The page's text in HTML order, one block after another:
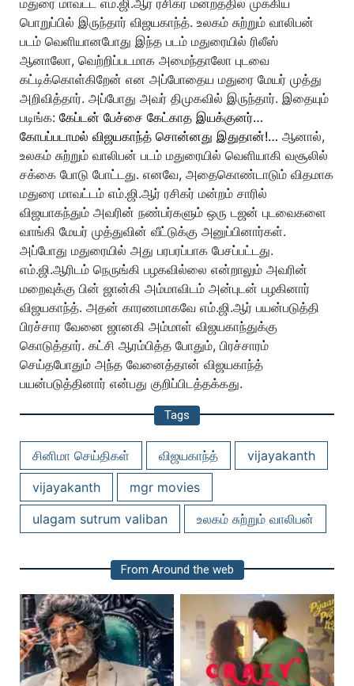
பொறுப்பில் இருந்தார் விஜயகாந்த். உலகம் சுற்றும் வாலிபன்
படம் வெளியானபோது இந்த படம் மதுரையில் ரிலீஸ்
ஆனாலோ, வெற்றிப்படமாக அமைந்தாலோ புடவை
கட்டிக்கொள்கிறேன் என அப்போதைய மதுரை மேயர் முத்து
அறிவித்தார். அப்போது அவர் திமுகவில் இருந்தார். இதையும்
படிங்க: கேப்டன் பேச்சை கேட்காத இயக்குனர்…
கோபப்படாமல் விஜயகாந்த் சொன்னது இதுதான்!… ஆனால்,
உலகம் சுற்றும் வாலிபன் படம் மதுரையில் வெளியாகி வசூலில்
சக்கை போடு போட்டது. எனவே, அதைகொண்டாடும் விதமாக
மதுரை மாவட்டம் எம்.ஜி.ஆர் ரசிகர் மன்றம் சாரில்
விஜயாகந்தும் அவரின் நண்பர்களும் ஒரு டஜன் புடவைகளை
வாங்கி மேயர் முத்துவின் வீட்டுக்கு அனுப்பினார்கள்.
அப்போது மதுரையில் அது பரபரப்பாக பேசப்பட்டது.
எம்.ஜி.ஆரிடம் நெருங்கி பழகவில்லை என்றாலும் அவரின்
மறைவுக்கு பின் ஜான்கி அம்மாவிடம் அன்புடன் பழகினார்
விஜயகாந்த். அதன் காரணமாகவே எம்.ஜி.ஆர் பயன்படுத்தி
பிரச்சார வேனை ஜானகி அம்மாள் விஜயகாந்துக்கு
கொடுத்தார். கட்சி ஆரம்பித்த போதும், பிரச்சாரம்
செய்தபோதும் அந்த வேனைத்தான் விஜயகாந்த்
பயன்படுத்தினார் என்பது குறிப்பிடத்தக்கது.
Tags
சினிமா செய்திகள் விஜயகாந்த்
vijayakanth
vijayakanth
mgr movies
ulagam sutrum valiban
உலகம் சுற்றும் வாலிபன்
From Around the web